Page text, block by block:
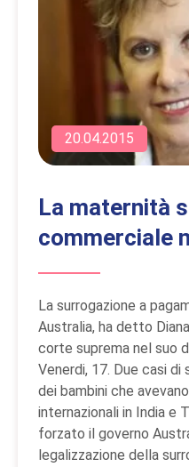
20.04.2015
La maternità
commerciale
La surrogazione a
Australia, ha detto
corte suprema nel suo
Venerdi, 17. Due casi di
dei bambini che
internazionali in India e
forzato il governo
legalizzazione della